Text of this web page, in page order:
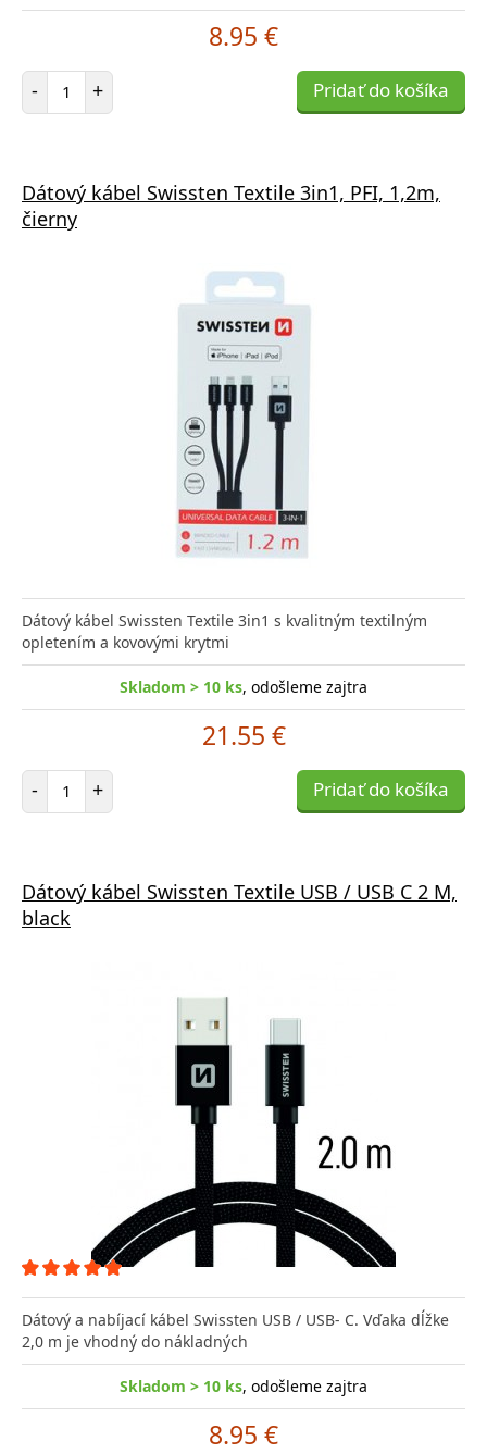
8.95 €
- Počet položiek
+ Pridať do košíka
Dátový kábel Swissten Textile 3in1, PFI, 1,2m,
čierny
Dátový kábel Swissten Textile 3in1 s kvalitným textilným
opletením a kovovými krytmi
Skladom > 10 ks, odošleme zajtra
21.55 €
- Počet položiek
+ Pridať do košíka
Dátový kábel Swissten Textile USB / USB C 2 M,
black
Dátový a nabíjací kábel Swissten USB / USB- C. Vďaka dĺžke
2,0 m je vhodný do nákladných
Skladom > 10 ks, odošleme zajtra
8.95 €